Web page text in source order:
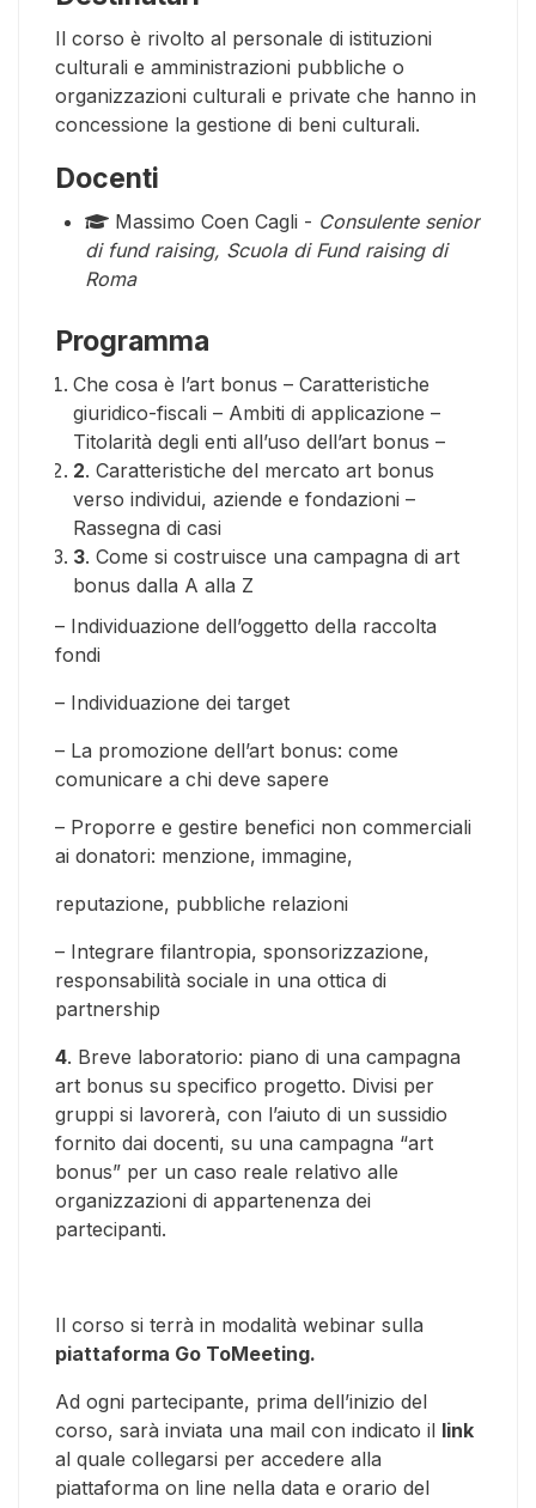
Il corso è rivolto al personale di istituzioni
culturali e amministrazioni pubbliche o
organizzazioni culturali e private che hanno in
concessione la gestione di beni culturali.
Docenti
Massimo Coen Cagli - Consulente senior
di fund raising, Scuola di Fund raising di
Roma
Programma
Che cosa è l’art bonus – Caratteristiche
giuridico-fiscali – Ambiti di applicazione –
Titolarità degli enti all’uso dell’art bonus –
2. Caratteristiche del mercato art bonus
verso individui, aziende e fondazioni –
Rassegna di casi
3. Come si costruisce una campagna di art
bonus dalla A alla Z
– Individuazione dell’oggetto della raccolta
fondi
– Individuazione dei target
– La promozione dell’art bonus: come
comunicare a chi deve sapere
– Proporre e gestire benefici non commerciali
ai donatori: menzione, immagine,
reputazione, pubbliche relazioni
– Integrare filantropia, sponsorizzazione,
responsabilità sociale in una ottica di
partnership
4. Breve laboratorio: piano di una campagna
art bonus su specifico progetto. Divisi per
gruppi si lavorerà, con l’aiuto di un sussidio
fornito dai docenti, su una campagna “art
bonus” per un caso reale relativo alle
organizzazioni di appartenenza dei
partecipanti.
Il corso si terrà in modalità webinar sulla
piattaforma Go ToMeeting.
Ad ogni partecipante, prima dell’inizio del
corso, sarà inviata una mail con indicato il link
al quale collegarsi per accedere alla
piattaforma on line nella data e orario del